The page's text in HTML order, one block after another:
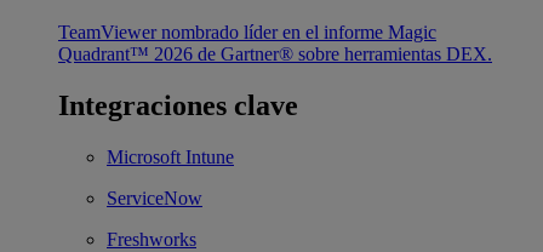
TeamViewer nombrado líder en el informe Magic
Quadrant™ 2026 de Gartner® sobre herramientas DEX.
Integraciones clave
Microsoft Intune
ServiceNow
Freshworks